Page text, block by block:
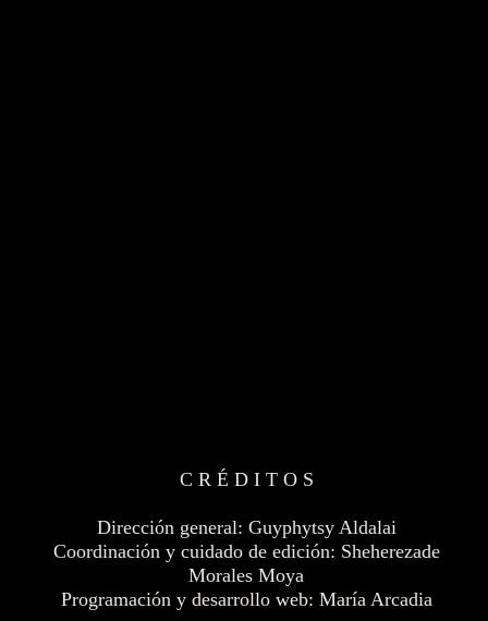
C R É D I T O S
Dirección general: Guyphytsy Aldalai
Coordinación y cuidado de edición: Sheherezade
Morales Moya
Programación y desarrollo web: María Arcadia